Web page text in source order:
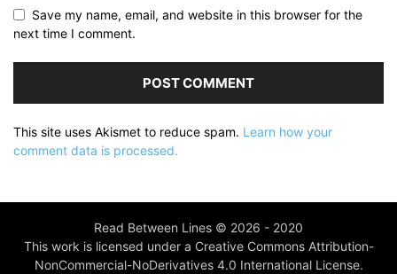
Save my name, email, and website in this browser for the
next time I comment.
This site uses Akismet to reduce spam. Learn how your
comment data is processed.
Read Between Lines © 2026 - 2020
This work is licensed under a Creative Commons Attribution-
NonCommercial-NoDerivatives 4.0 International License.